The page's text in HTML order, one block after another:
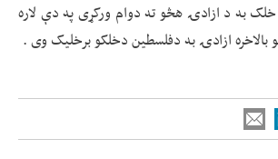
به د ازادۍ هڅو ته دوام ورکړی په دې لاره
ازادۍ به دفلسطین دخلکو برخلیک وی .